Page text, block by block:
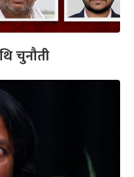
चुनौती